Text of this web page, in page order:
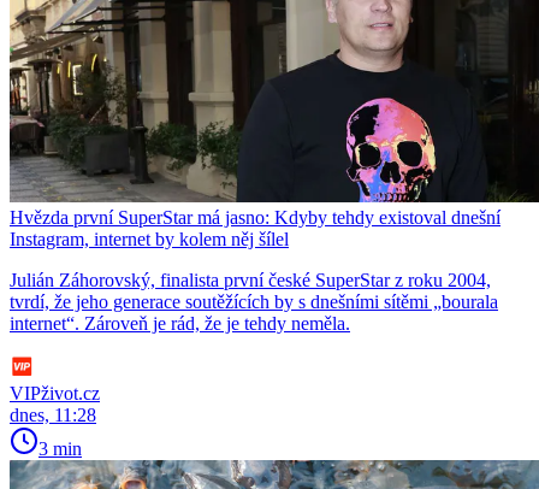
Hvězda první SuperStar má jasno: Kdyby tehdy existoval dnešní
Instagram, internet by kolem něj šílel
Julián Záhorovský, finalista první české SuperStar z roku 2004,
tvrdí, že jeho generace soutěžících by s dnešními sítěmi „bourala
internet“. Zároveň je rád, že je tehdy neměla.
VIPživot.cz
dnes, 11:28
3 min